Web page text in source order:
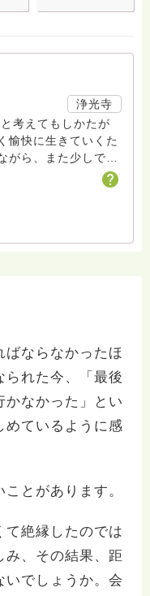
浄光寺
考えてもしかたが
愉快に生きていくた
がら、また少しでも
ます。できるだけ、
たいと思います。ど
整骨院をやっていま
事してきました。他
らせていただいてい
居眠り専門なのが、
ばならなかったほ
られた今、「最後
かなかった」とい
めているように感
とがあります。
て絶縁したのでは
み、その結果、距
いでしょうか。会